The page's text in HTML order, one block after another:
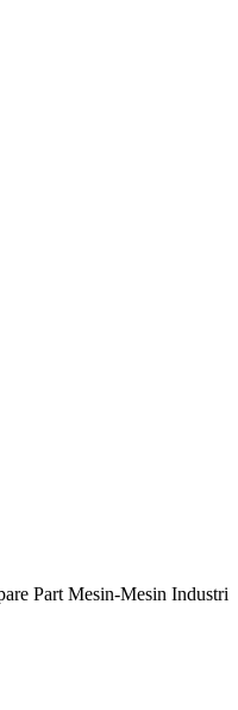
Part Mesin-Mesin Industri